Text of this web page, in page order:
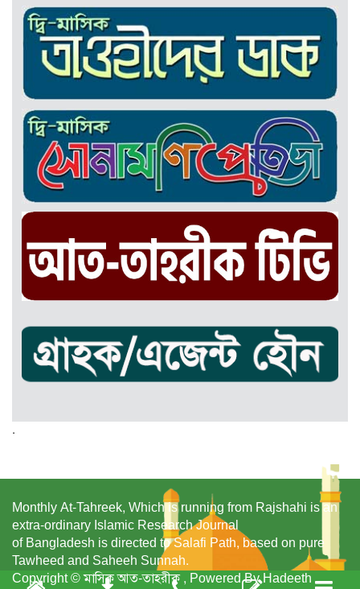
.
Monthly At-Tahreek, Which is running from Rajshahi is an
extra-ordinary Islamic Research Journal
of Bangladesh is directed to Salafi Path, based on pure
Tawheed and Saheeh Sunnah.
Copyright © মাসিক আত-তাহরীক , Powered By Hadeeth